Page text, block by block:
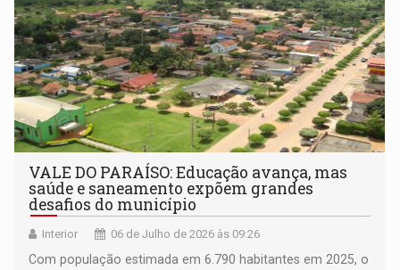
VALE DO PARAÍSO: Educação avança, mas
saúde e saneamento expõem grandes
desafios do município
Interior 06 de Julho de 2026 às 09:26
Com população estimada em 6.790 habitantes em 2025, o